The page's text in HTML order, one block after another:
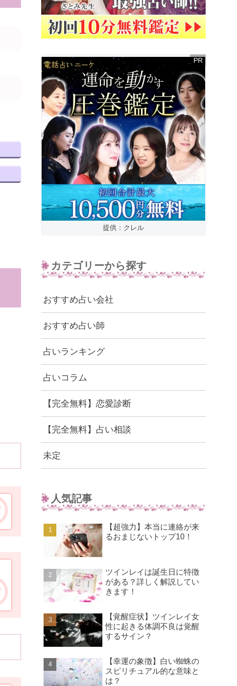
提供：クレル
カテゴリーから探す
おすすめ占い会社
おすすめ占い師
占いランキング
占いコラム
【完全無料】恋愛診断
【完全無料】占い相談
未定
人気記事
【超強力】本当に連絡が来
るおまじないトップ10！
ツインレイは誕生日に特徴
がある？詳しく解説してい
きます！
【覚醒症状】ツインレイ女
性に起きる体調不良は覚醒
するサイン？
【幸運の象徴】白い蜘蛛の
スピリチュアル的な意味と
は？